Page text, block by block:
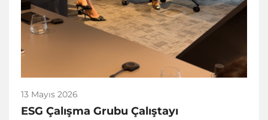
13 Mayıs 2026
ESG Çalışma Grubu Çalıştayı